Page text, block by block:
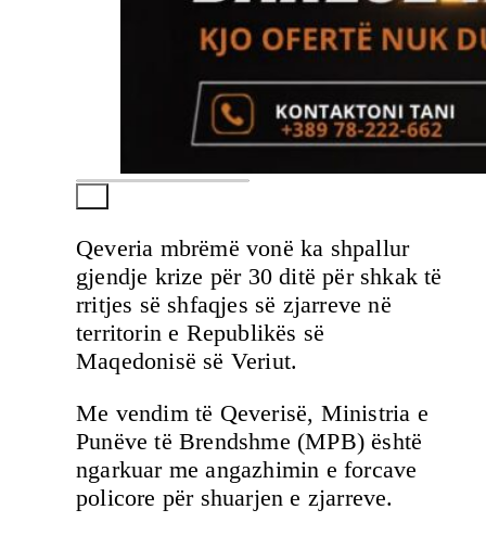
Qeveria mbrëmë vonë ka shpallur
gjendje krize për 30 ditë për shkak të
rritjes së shfaqjes së zjarreve në
territorin e Republikës së
Maqedonisë së Veriut.
Me vendim të Qeverisë, Ministria e
Punëve të Brendshme (MPB) është
ngarkuar me angazhimin e forcave
policore për shuarjen e zjarreve.